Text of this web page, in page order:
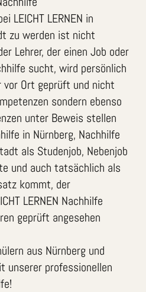
LEICHT LERNEN in
zu werden ist nicht
Lehrer, der einen Job oder
sucht, wird persönlich
Ort geprüft und nicht
sondern ebenso
unter Beweis stellen
in Nürnberg, Nachhilfe
als Studenjob, Nebenjob
und auch tatsächlich als
kommt, der
LERNEN Nachhilfe
geprüft angesehen
aus Nürnberg und
unserer professionellen